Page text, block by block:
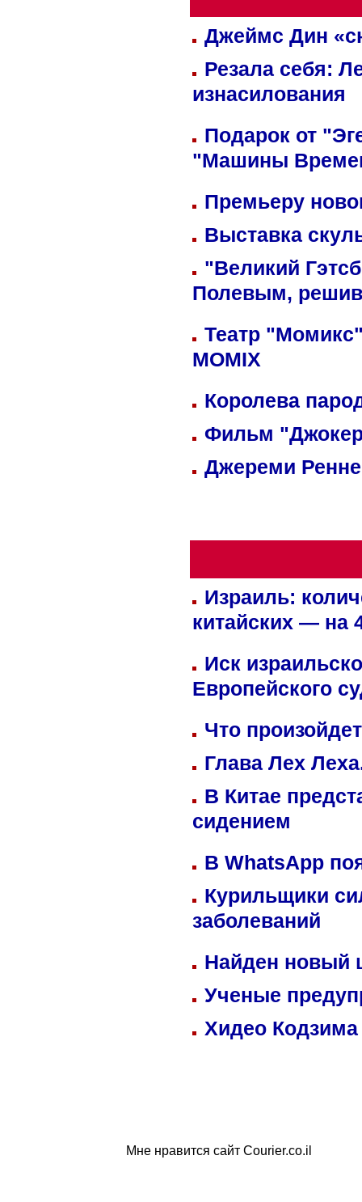
Джеймс Дин
Резала себя:
изнасилования
Подарок от
"Машины
Премьеру
Выставка
"Великий
Полевым,
Театр
MOMIX
Королева
Фильм
Джереми
Израиль:
китайских — на
Иск
Европейского
Что
Глава Лех
В Китае
сидением
В WhatsApp
Курильщики
заболеваний
Найден
Ученые
Хидео
Мне нравится сайт Courier.co.il